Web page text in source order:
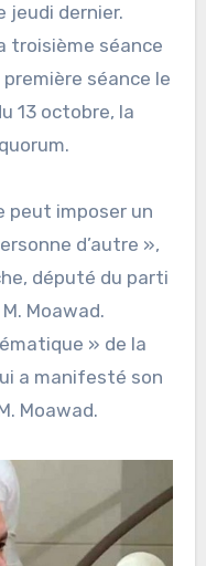
jeudi dernier.
troisième séance
séance le
13 octobre, la
peut imposer un
d’autre »,
député du parti
Moawad.
» de la
a manifesté son
Moawad.